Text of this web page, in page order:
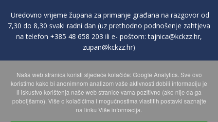
Uredovno vrijeme župana za primanje građana na razgovor od
7,30 do 8,30 svaki radni dan (uz prethodno podnošenje zahtjeva
na telefon +385 48 658 203 ili e- poštom:tajnica@kckzz.hr,
zupan@kckzz.hr)
POLITIKA ZAŠTITE PRIVATNOSTI OSOBNIH PODATAKA
MAPA WEBA
Naša web stranica koristi sljedeće kolačiće: Google Analytics. Sve ovo
koristimo kako bi anonimnom analizom vaše aktivnosti dobili informaciju je
li iskustvo korištenja naše web stranice vama pozitivno (ako nije da ga
poboljšamo). Više o kolačićima i mogućnostima vlastitih postavki saznajte
na linku Više informacija.